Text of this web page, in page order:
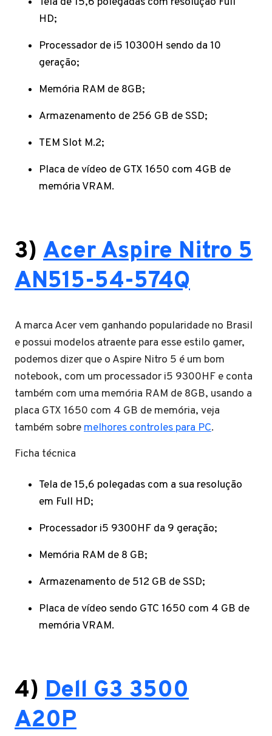
HD;
Processador de i5 10300H sendo da 10
geração;
Memória RAM de 8GB;
Armazenamento de 256 GB de SSD;
TEM Slot M.2;
Placa de vídeo de GTX 1650 com 4GB de
memória VRAM.
3) Acer Aspire Nitro 5
AN515-54-574Q
A marca Acer vem ganhando popularidade no Brasil
e possui modelos atraente para esse estilo gamer,
podemos dizer que o Aspire Nitro 5 é um bom
notebook, com um processador i5 9300HF e conta
também com uma memória RAM de 8GB, usando a
placa GTX 1650 com 4 GB de memória, veja
também sobremelhores controles para PC.
Ficha técnica
Tela de 15,6 polegadas com a sua resolução
em Full HD;
Processador i5 9300HF da 9 geração;
Memória RAM de 8 GB;
Armazenamento de 512 GB de SSD;
Placa de vídeo sendo GTC 1650 com 4 GB de
memória VRAM.
4) Dell G3 3500
A20P